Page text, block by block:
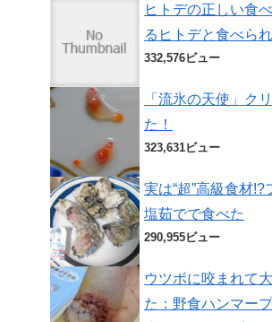
ヒトデの正しい食
るヒトデと食べら
332,576ビュー
「流氷の天使」ク
た！
323,631ビュー
実は“超”高級食材
塩茹でで食べた
290,955ビュー
ウツボに咬まれて
た：野食ハンマー